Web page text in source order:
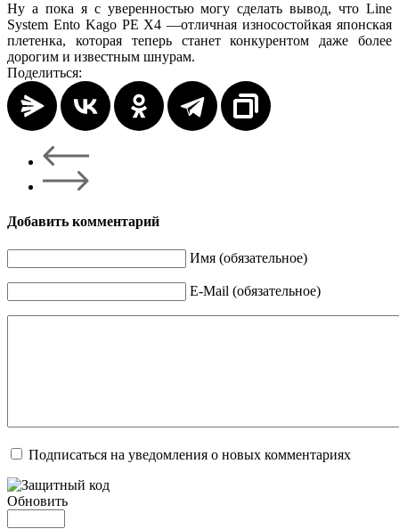
Ну а пока я с уверенностью могу сделать вывод, что Line
System Ento Kago PE X4 —отличная износостойкая японская
плетенка, которая теперь станет конкурентом даже более
дорогим и известным шнурам.
Поделиться:
Добавить комментарий
Имя (обязательное)
E-Mail (обязательное)
Подписаться на уведомления о новых комментариях
Обновить